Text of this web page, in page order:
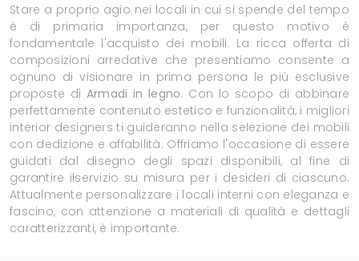
Stare a proprio agio nei locali in cui si spende del tempo
è di primaria importanza, per questo motivo è
fondamentale l'acquisto dei mobili. La ricca offerta di
composizioni arredative che presentiamo consente a
ognuno di visionare in prima persona le più esclusive
proposte di Armadi in legno. Con lo scopo di abbinare
perfettamente contenuto estetico e funzionalità, i migliori
interior designers ti guideranno nella selezione dei mobili
con dedizione e affabilità. Offriamo l'occasione di essere
guidati dal disegno degli spazi disponibili, al fine di
garantire ilservizio su misura per i desideri di ciascuno.
Attualmente personalizzare i locali interni con eleganza e
fascino, con attenzione a materiali di qualità e dettagli
caratterizzanti, è importante.